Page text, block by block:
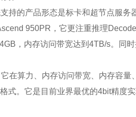
持的产品形态是标卡和超节点服务
950PR，它更注重推理
，内存访问带宽达到4TB/s。同
在算力、内存访问带宽、内存容
式。它是目前业界最优的4bit精度